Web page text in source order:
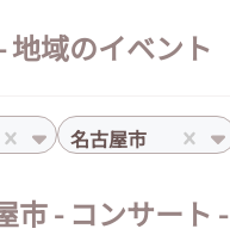
地域のイベント
名古屋市
市 - コンサート